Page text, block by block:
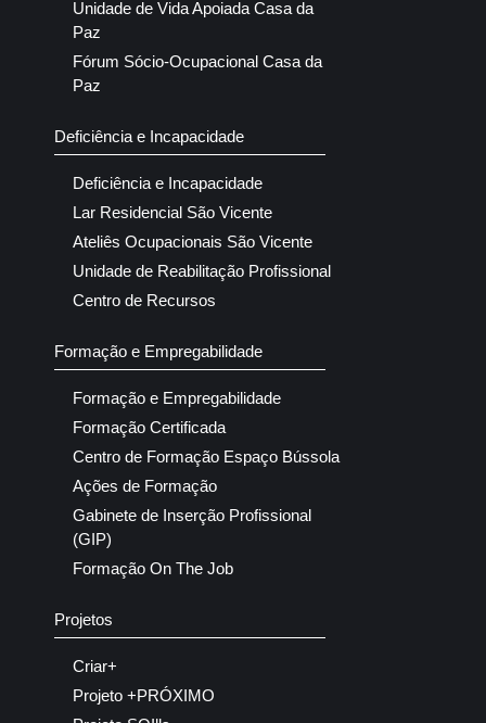
Unidade de Vida Apoiada Casa da
Paz
Fórum Sócio-Ocupacional Casa da
Paz
Deficiência e Incapacidade
Deficiência e Incapacidade
Lar Residencial São Vicente
Ateliês Ocupacionais São Vicente
Unidade de Reabilitação Profissional
Centro de Recursos
Formação e Empregabilidade
Formação e Empregabilidade
Formação Certificada
Centro de Formação Espaço Bússola
Ações de Formação
Gabinete de Inserção Profissional
(GIP)
Formação On The Job
Projetos
Criar+
Projeto +PRÓXIMO